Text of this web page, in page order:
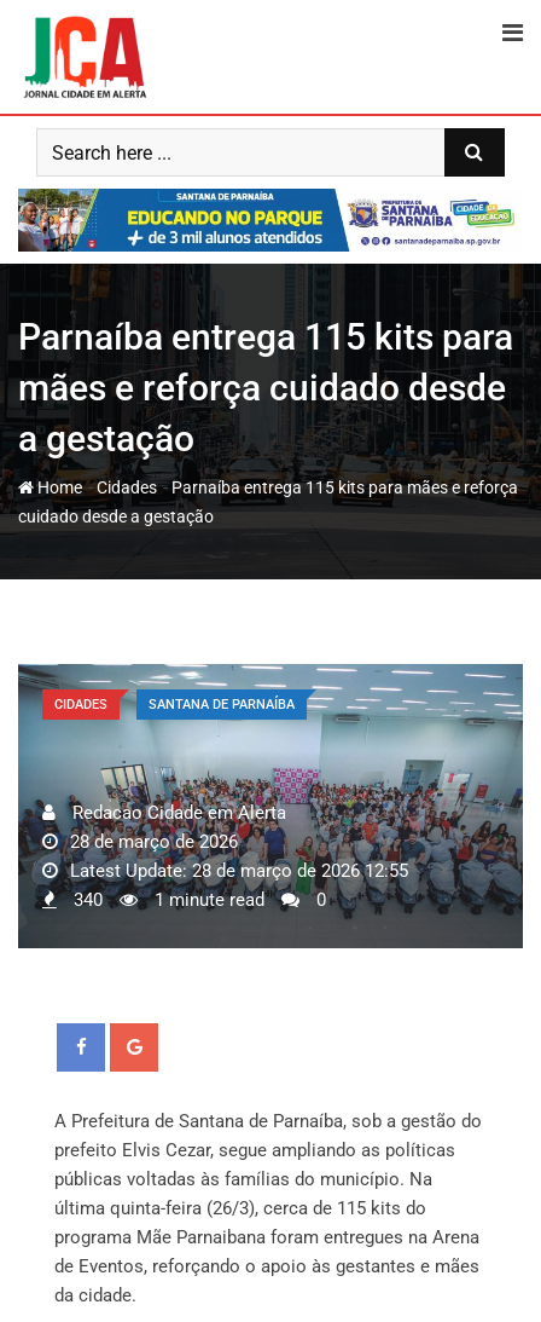
content
Parnaíba entrega 115 kits para
mães e reforça cuidado desde
a gestação
Home-Cidades-Parnaíba entrega 115 kits para mães e reforça
cuidado desde a gestação
CIDADES SANTANA DE PARNAÍBA
Redacao Cidade em Alerta
28 de março de 2026
Latest Update: 28 de março de 2026 12:55
340
1 minute read 0
A Prefeitura de Santana de Parnaíba, sob a gestão do
prefeito Elvis Cezar, segue ampliando as políticas
públicas voltadas às famílias do município. Na
última quinta-feira (26/3), cerca de 115 kits do
programa Mãe Parnaibana foram entregues na Arena
de Eventos, reforçando o apoio às gestantes e mães
da cidade.